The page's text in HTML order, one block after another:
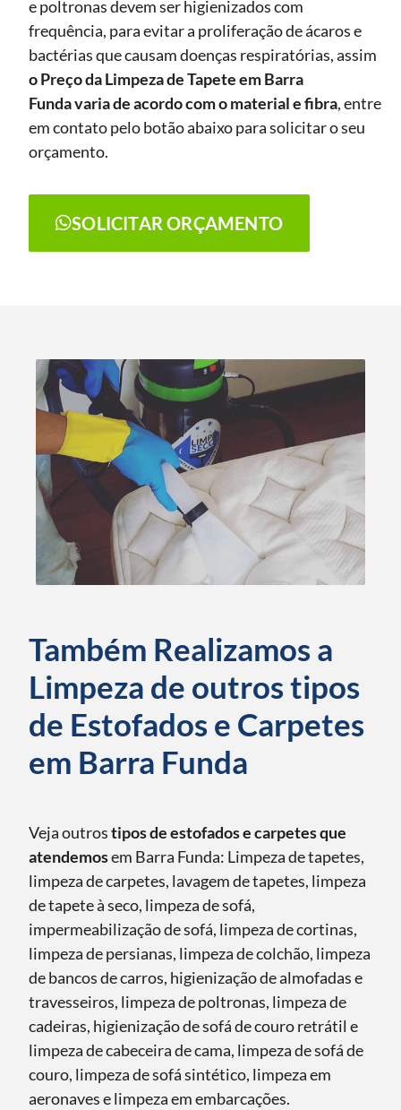
e poltronas devem ser higienizados com
frequência, para evitar a proliferação de ácaros e
bactérias que causam doenças respiratórias, assim
o Preço da Limpeza de Tapeteem Barra
Fundavaria de acordo com o material e fibra, entre
em contato pelo botão abaixo para solicitar o seu
orçamento.
SOLICITAR ORÇAMENTO
Também Realizamos a
Limpeza de outros tipos
de Estofados e Carpetes
em Barra Funda
Veja outrostipos de estofados e carpetes que
atendemosem Barra Funda: Limpeza de tapetes,
limpeza de carpetes, lavagem de tapetes, limpeza
de tapete à seco, limpeza de sofá,
impermeabilização de sofá, limpeza de cortinas,
limpeza de persianas, limpeza de colchão, limpeza
de bancos de carros, higienização de almofadas e
travesseiros, limpeza de poltronas, limpeza de
cadeiras, higienização de sofá de couro retrátil e
limpeza de cabeceira de cama, limpeza de sofá de
couro, limpeza de sofá sintético, limpeza em
aeronaves e limpeza em embarcações.